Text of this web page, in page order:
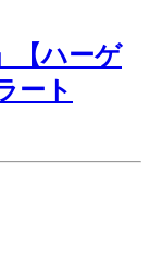
【ハーゲ
ート